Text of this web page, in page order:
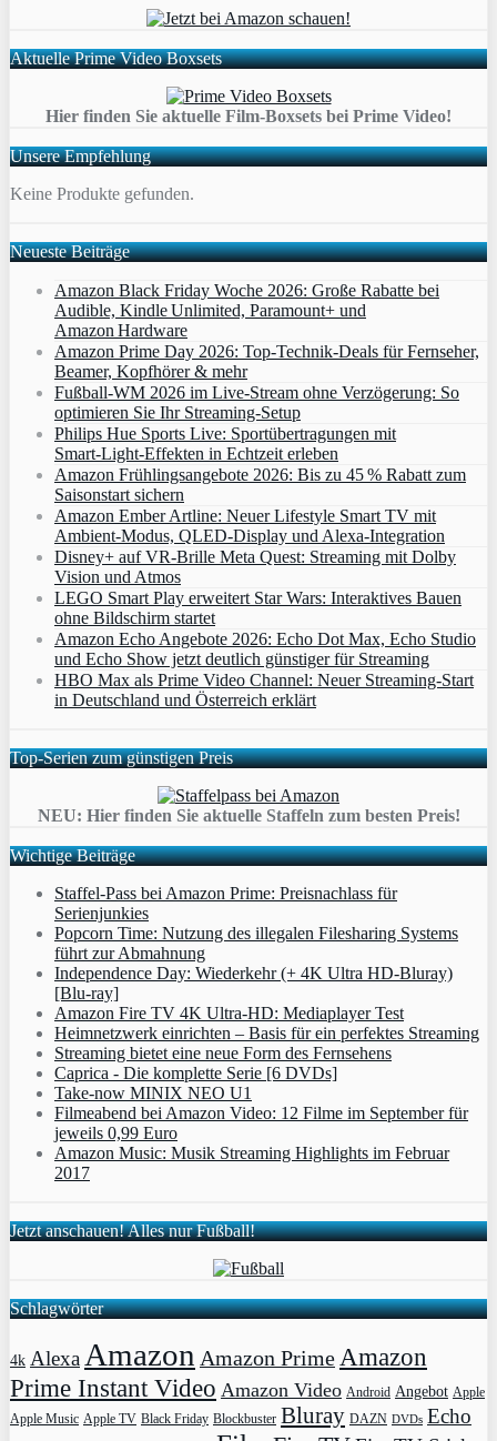
Aktuelle Prime Video Boxsets
Hier finden Sie aktuelle Film-Boxsets bei Prime Video!
Unsere Empfehlung
Keine Produkte gefunden.
Neueste Beiträge
Amazon Black Friday Woche 2026: Große Rabatte bei
Audible, Kindle Unlimited, Paramount+ und
Amazon Hardware
Amazon Prime Day 2026: Top-Technik-Deals für Fernseher,
Beamer, Kopfhörer & mehr
Fußball-WM 2026 im Live-Stream ohne Verzögerung: So
optimieren Sie Ihr Streaming-Setup
Philips Hue Sports Live: Sportübertragungen mit
Smart‑Light‑Effekten in Echtzeit erleben
Amazon Frühlingsangebote 2026: Bis zu 45 % Rabatt zum
Saisonstart sichern
Amazon Ember Artline: Neuer Lifestyle Smart TV mit
Ambient‑Modus, QLED‑Display und Alexa‑Integration
Disney+ auf VR-Brille Meta Quest: Streaming mit Dolby
Vision und Atmos
LEGO Smart Play erweitert Star Wars: Interaktives Bauen
ohne Bildschirm startet
Amazon Echo Angebote 2026: Echo Dot Max, Echo Studio
und Echo Show jetzt deutlich günstiger für Streaming
HBO Max als Prime Video Channel: Neuer Streaming‑Start
in Deutschland und Österreich erklärt
Top-Serien zum günstigen Preis
NEU: Hier finden Sie aktuelle Staffeln zum besten Preis!
Wichtige Beiträge
Staffel-Pass bei Amazon Prime: Preisnachlass für
Serienjunkies
Popcorn Time: Nutzung des illegalen Filesharing Systems
führt zur Abmahnung
Independence Day: Wiederkehr (+ 4K Ultra HD-Bluray)
[Blu-ray]
Amazon Fire TV 4K Ultra-HD: Mediaplayer Test
Heimnetzwerk einrichten – Basis für ein perfektes Streaming
Streaming bietet eine neue Form des Fernsehens
Caprica - Die komplette Serie [6 DVDs]
Take-now MINIX NEO U1
Filmeabend bei Amazon Video: 12 Filme im September für
jeweils 0,99 Euro
Amazon Music: Musik Streaming Highlights im Februar
2017
Jetzt anschauen! Alles nur Fußball!
Schlagwörter
4k AlexaAmazon Amazon PrimeAmazon
Prime Instant Video Amazon Video Android Angebot Apple
Apple Music Apple TV Black Friday Blockbuster Bluray DAZN DVDs Echo